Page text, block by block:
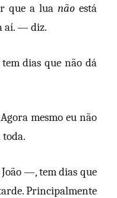
que a lua nãoestá
aí. — diz.
dias que não dá
mesmo eu não
toda.
—, tem dias que
Principalmente